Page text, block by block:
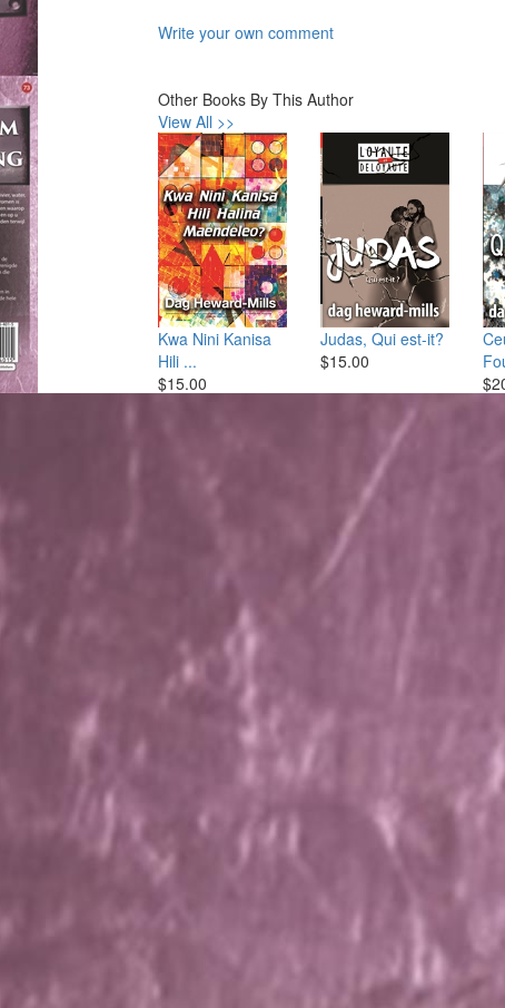
Write your own comment
Other Books By This Author
View All >>
Kwa Nini Kanisa
Hili ...
$15.00
Judas, Qui est-it?
$15.00